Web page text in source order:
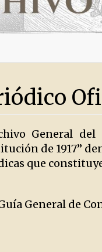
General del
de 1917”
que
General de